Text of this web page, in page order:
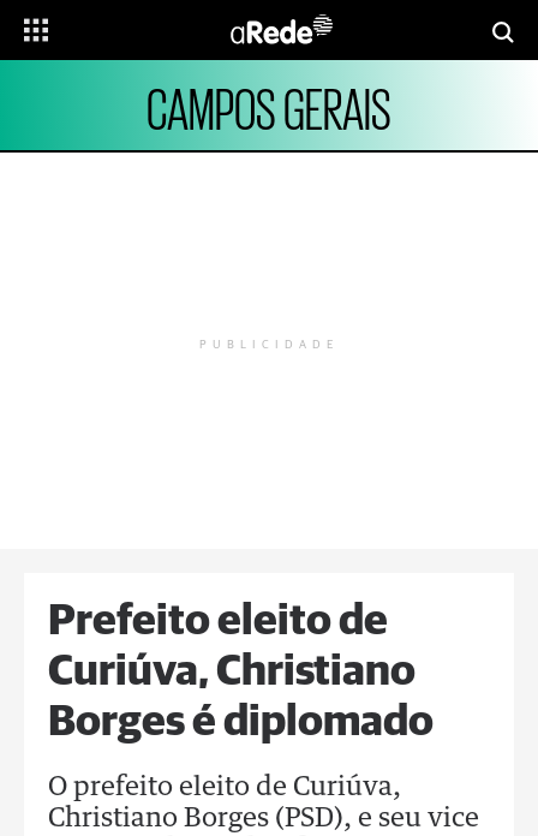
CAMPOS GERAIS
PUBLICIDADE
Prefeito eleito de
Curiúva, Christiano
Borges é diplomado
O prefeito eleito de Curiúva,
Christiano Borges (PSD), e seu vice